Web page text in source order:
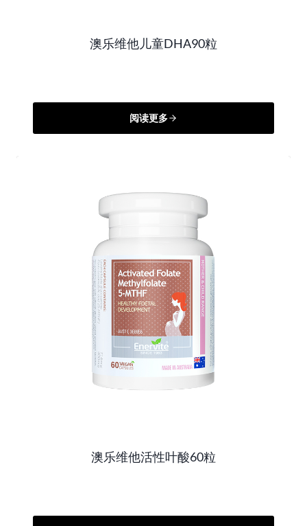
澳乐维他儿童DHA90粒
阅读更多
澳乐维他活性叶酸60粒